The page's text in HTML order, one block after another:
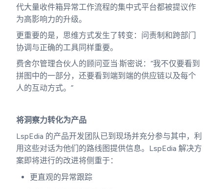
代大量收件箱异常工作流程的集中式平台都被提议作
为高影响力的升级。
更重要的是，思维方式发生了转变：问责制和跨部门
协调与正确的工具同样重要。
费舍尔管理合伙人的顾问亚当·斯密说：“我不仅要看到
拼图中的一部分，还要看到端到端的供应链以及每个
人的互动方式。”
将洞察力转化为产品
LspEdia 的产品开发团队已到现场并充分参与其中，利
用这些对话为他们的路线图提供信息。LspEdia 解决方
案即将进行的改进将侧重于：
更直观的异常跟踪